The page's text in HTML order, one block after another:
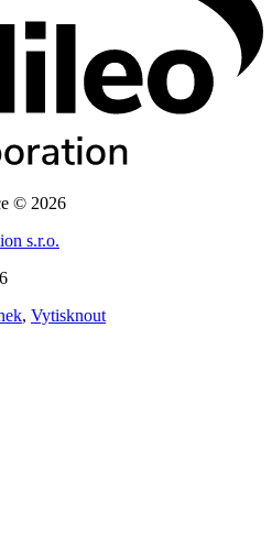
© 2026
s.r.o.
, Vytisknout